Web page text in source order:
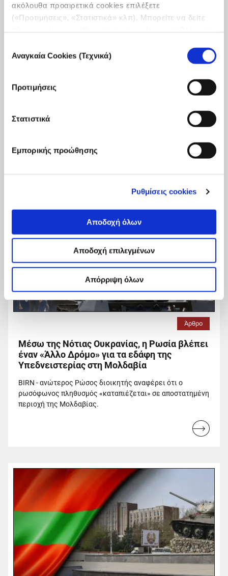
ακόλουθα προαιρετικά cookies επιλέξετε
(«Προτιμήσεις», «Στατιστικά» κλπ). Μπορείτε να δείτε
συγκατάθεσης
Αναγκαία Cookies (Τεχνικά)
Προτιμήσεις
Στατιστικά
Εμπορικής προώθησης
Ρυθμίσεις cookies
Αποδοχή όλων
Αποδοχή επιλεγμένων
Απόρριψη όλων
Άρθρο
Η πρωτοποριακή «αερογέφυρα» μεταξύ
σημάνει ένα πιο ευοίωνο μέλλον για όλους
τους πρόσφυγες.
Ουκρανίας και Καναδά θα μπορούσε να σημάνει ένα πιο
Read
Άρθρο
Μέσω της Νότιας Ουκρανίας, η Ρωσία βλέπει
έναν «Άλλο Δρόμο» για τα εδάφη της
Υπεδνειστερίας στη Μολδαβία
BIRN - ανώτερος Ρώσος διοικητής αναφέρει ότι ο
ρωσόφωνος πληθυσμός «καταπιέζεται» σε αποστατημένη
περιοχή της Μολδαβίας.
Read